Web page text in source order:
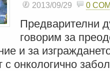
2013/09/29 0
Предварителни
говорим за
и за
с онкологично